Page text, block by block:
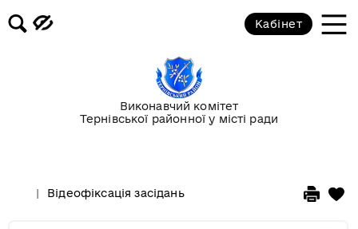
Виконавчий комітет
Тернівської районної у місті ради
Кабінет
Відеофіксація засідань
Публічні закупівлі